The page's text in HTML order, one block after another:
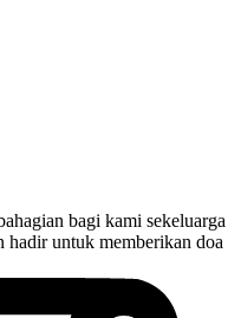
bagi kami sekeluarga
hadir untuk memberikan doa